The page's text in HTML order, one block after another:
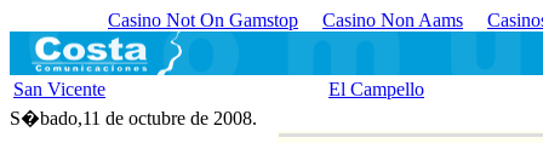
Casino Not On Gamstop Casino Non Aams
San Vicente
El Campello
S�bado,11 de octubre de 2008.